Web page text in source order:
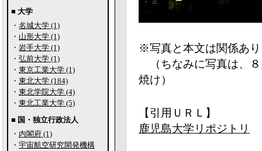
※写真と本文は関係あ
（ちなみに写真は、
焼け）
【引用ＵＲＬ】
鹿児島大学リポジトリ
■ 大学
・ 名城大学 (1)
・ 山形大学 (1)
・ 岩手大学 (1)
・ 弘前大学 (1)
・ 東京工業大学 (1)
・ 東北大学 (184)
・ 東北学院大学 (4)
・ 東北工業大学 (5)
■ 国・独立行政法人
・ 内閣府 (1)
・ 宇宙航空研究開発機構